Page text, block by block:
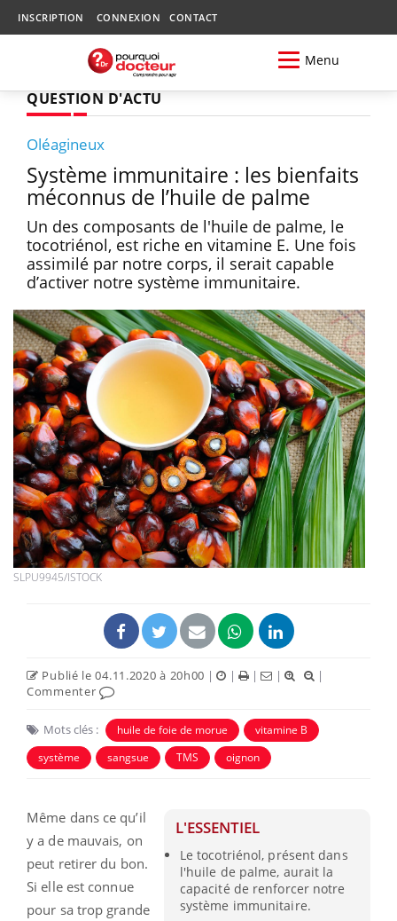
INSCRIPTION CONNEXION CONTACT
Menu
QUESTION D'ACTU
Oléagineux
Système immunitaire : les bienfaits
méconnus de l’huile de palme
Un des composants de l'huile de palme, le
tocotriénol, est riche en vitamine E. Une fois
assimilé par notre corps, il serait capable
d’activer notre système immunitaire.
SLPU9945/ISTOCK
Publié le 04.11.2020 à 20h00 | | | |
|
Commenter
Mots clés : huile de foie de morue
vitamine B
système
sangsue TMS oignon
L'ESSENTIEL
Le tocotriénol, présent dans
l'huile de palme, aurait la
capacité de renforcer notre
système immunitaire.
Même dans ce qu’il
y a de mauvais, on
peut retirer du bon.
Si elle est connue
pour sa trop grande